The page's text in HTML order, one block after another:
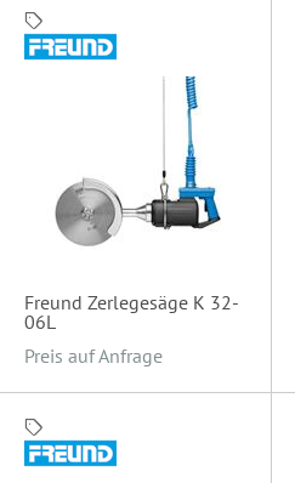
Freund Zerlegesäge K 32-
06L
Preis auf Anfrage